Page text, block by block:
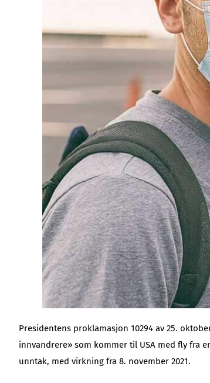
Presidentens proklamasjon 10294 av 25.
innvandrere» som kommer til USA med fly fra
unntak, med virkning fra 8. november 2021.